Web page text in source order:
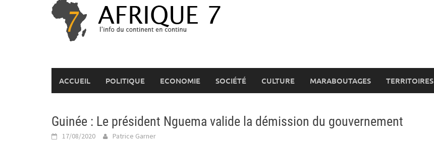
ACCUEIL POLITIQUE ECONOMIE SOCIÉTÉ CULTURE MARABOUTAGES TERRITOIRES
Guinée : Le président Nguema valide la démission du gouvernement
17/08/2020 Patrice Garner